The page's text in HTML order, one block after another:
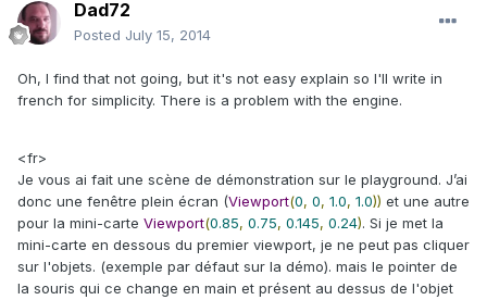
Dad72
Posted July 15, 2014
Oh, I find that not going, but it's not easy explain so I'll write in
french for simplicity. There is a problem with the engine.
<fr>
Je vous ai fait une scène de démonstration sur le playground. J’ai
donc une fenêtre plein écran (Viewport(0, 0, 1.0, 1.0)) et une autre
pour la mini-carte Viewport(0.85, 0.75, 0.145, 0.24). Si je met la
mini-carte en dessous du premier viewport, je ne peut pas cliquer
sur l'objets. (exemple par défaut sur la démo). mais le pointer de
la souris qui ce change en main et présent au dessus de l'objet